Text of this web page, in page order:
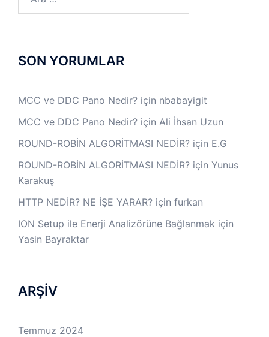
SON YORUMLAR
MCC ve DDC Pano Nedir? için nbabayigit
MCC ve DDC Pano Nedir? için Ali İhsan Uzun
ROUND-ROBİN ALGORİTMASI NEDİR? için E.G
ROUND-ROBİN ALGORİTMASI NEDİR? için Yunus
Karakuş
HTTP NEDİR? NE İŞE YARAR? için furkan
ION Setup ile Enerji Analizörüne Bağlanmak için
Yasin Bayraktar
ARŞİV
Temmuz 2024